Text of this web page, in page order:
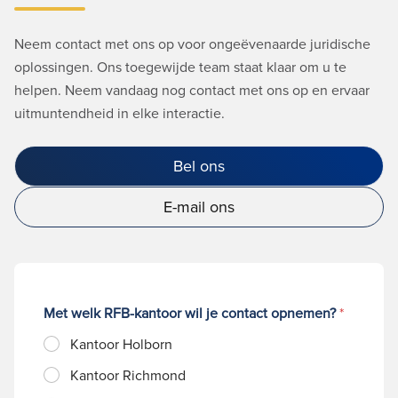
Neem contact met ons op voor ongeëvenaarde juridische
oplossingen. Ons toegewijde team staat klaar om u te
helpen. Neem vandaag nog contact met ons op en ervaar
uitmuntendheid in elke interactie.
Bel ons
E-mail ons
Met welk RFB-kantoor wil je contact opnemen?*
Kantoor Holborn
Kantoor Richmond